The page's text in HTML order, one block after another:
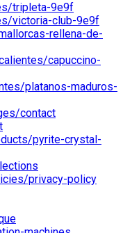
tripleta-9e9f
victoria-club-9e9f
rellena-de-
capuccino-
platanos-maduros-
contact
pyrite-crystal-
privacy-policy